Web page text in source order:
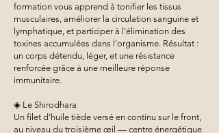
formation vous apprend à tonifier les tissus
musculaires, améliorer la circulation sanguine et
lymphatique, et participer à l'élimination des
toxines accumulées dans l'organisme. Résultat :
un corps détendu, léger, et une résistance
renforcée grâce à une meilleure réponse
immunitaire.
◈ Le Shirodhara
Un filet d'huile tiède versé en continu sur le front,
au niveau du troisième œil — centre énergétique